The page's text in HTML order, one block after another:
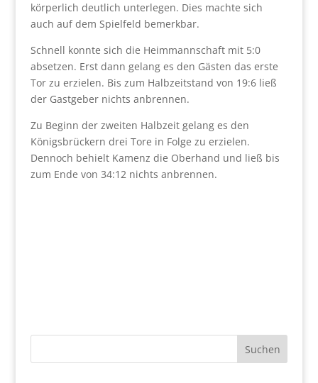
körperlich deutlich unterlegen. Dies machte sich
auch auf dem Spielfeld bemerkbar.
Schnell konnte sich die Heimmannschaft mit 5:0
absetzen. Erst dann gelang es den Gästen das erste
Tor zu erzielen. Bis zum Halbzeitstand von 19:6 ließ
der Gastgeber nichts anbrennen.
Zu Beginn der zweiten Halbzeit gelang es den
Königsbrückern drei Tore in Folge zu erzielen.
Dennoch behielt Kamenz die Oberhand und ließ bis
zum Ende von 34:12 nichts anbrennen.
Suchen